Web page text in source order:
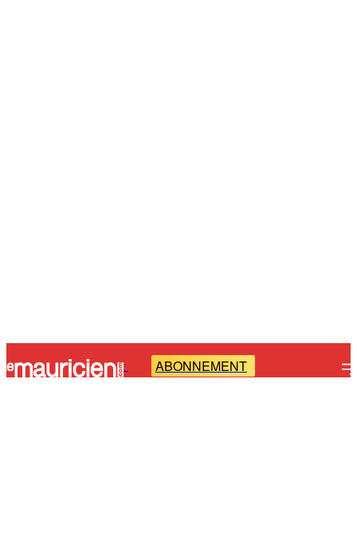
- ABONNEMENT